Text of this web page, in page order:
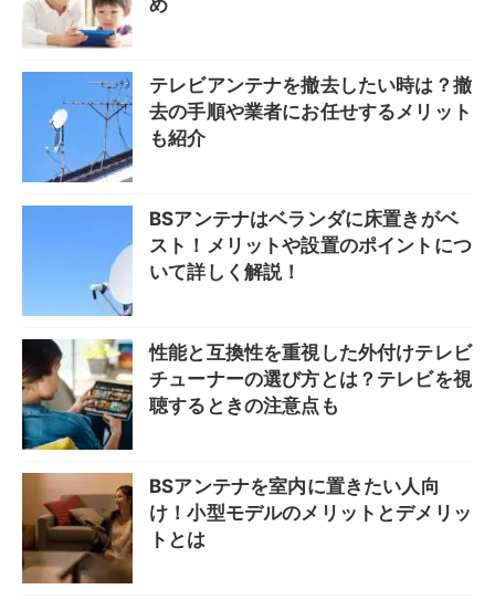
め
テレビアンテナを撤去したい時は？撤
去の手順や業者にお任せするメリット
も紹介
BSアンテナはベランダに床置きがベ
スト！メリットや設置のポイントにつ
いて詳しく解説！
性能と互換性を重視した外付けテレビ
チューナーの選び方とは？テレビを視
聴するときの注意点も
BSアンテナを室内に置きたい人向
け！小型モデルのメリットとデメリッ
トとは